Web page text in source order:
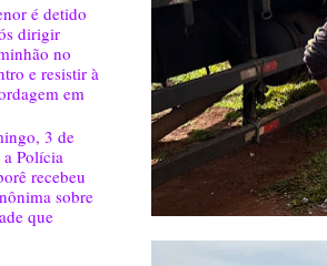
é detido
dirigir
no
e resistir à
em
3 de
Polícia
recebeu
sobre
que